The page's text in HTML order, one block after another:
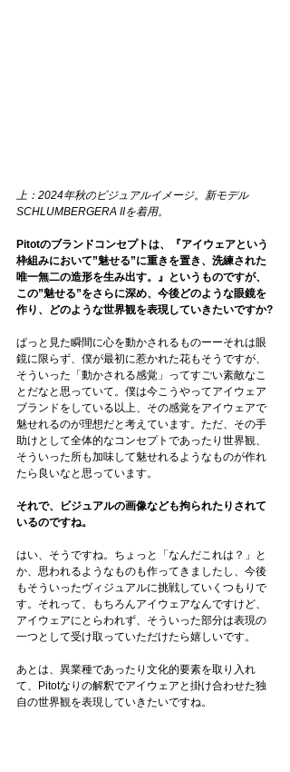
上：2024年秋のビジュアルイメージ。新モデル
SCHLUMBERGERA IIを着用。
Pitotのブランドコンセプトは、『アイウェアという
枠組みにおいて”魅せる”に重きを置き、洗練された
唯一無二の造形を生み出す。』というものですが、
この”魅せる”をさらに深め、今後どのような眼鏡を
作り、どのような世界観を表現していきたいですか?
ぱっと見た瞬間に心を動かされるものーーそれは眼
鏡に限らず、僕が最初に惹かれた花もそうですが、
そういった「動かされる感覚」ってすごい素敵なこ
とだなと思っていて。僕は今こうやってアイウェア
ブランドをしている以上、その感覚をアイウェアで
魅せれるのが理想だと考えています。ただ、その手
助けとして全体的なコンセプトであったり世界観、
そういった所も加味して魅せれるようなものが作れ
たら良いなと思っています。
それで、ビジュアルの画像なども拘られたりされて
いるのですね。
はい、そうですね。ちょっと「なんだこれは？」と
か、思われるようなものも作ってきましたし、今後
もそういったヴィジュアルに挑戦していくつもりで
す。それって、もちろんアイウェアなんですけど、
アイウェアにとらわれず、そういった部分は表現の
一つとして受け取っていただけたら嬉しいです。
あとは、異業種であったり文化的要素を取り入れ
て、Pitotなりの解釈でアイウェアと掛け合わせた独
自の世界観を表現していきたいですね。